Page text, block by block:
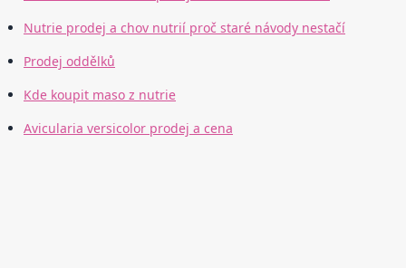
Nutrie prodej a chov nutrií proč staré návody nestačí
Prodej oddělků
Kde koupit maso z nutrie
Avicularia versicolor prodej a cena